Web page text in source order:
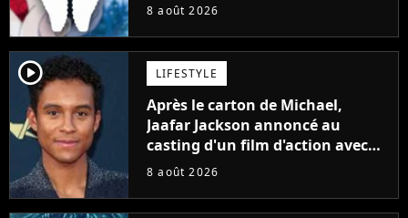
8 août 2026
player2 LIFESTYLE
Après le carton de Michael,
Jaafar Jackson annoncé au
casting d'un film d'action avec
Will Smith
8 août 2026